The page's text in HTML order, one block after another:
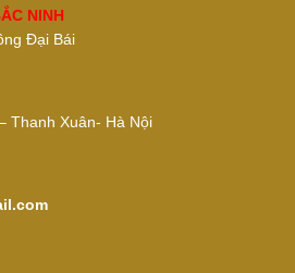
NINH
Đại Bái
Thanh Xuân- Hà Nội